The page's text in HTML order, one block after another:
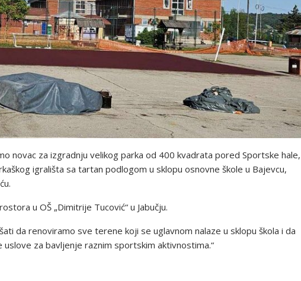
novac za izgradnju velikog parka od 400 kvadrata pored Sportske hale,
igrališta sa tartan podlogom u sklopu osnovne škole u Bajevcu,
u OŠ „Dimitrije Tucović“ u Jabučju.
da renoviramo sve terene koji se uglavnom nalaze u sklopu škola i da
za bavljenje raznim sportskim aktivnostima.“